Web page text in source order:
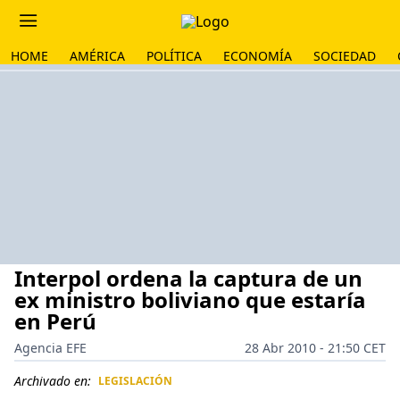
HOME AMÉRICA POLÍTICA ECONOMÍA SOCIEDAD
Interpol ordena la captura de un
ex ministro boliviano que estaría
en Perú
Agencia EFE
28 Abr 2010 - 21:50 CET
Archivado en: LEGISLACIÓN